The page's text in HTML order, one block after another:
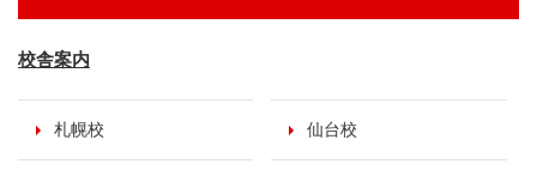
校舎案内
札幌校 仙台校